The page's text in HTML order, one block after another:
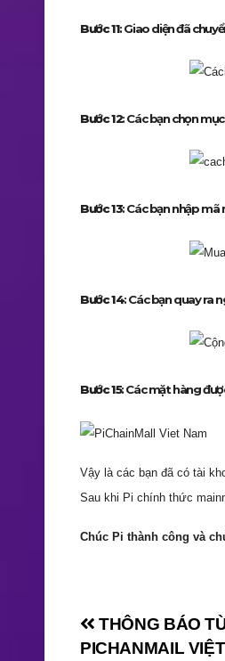
Bước 11: Giao diện đã
Bước 12: Các bạn chọn mục
Bước 13: Các bạn nhập mã
Bước 14: Các bạn quay ra
Bước 15: Các mặt hàng
Vậy là các bạn đã có tài
Sau khi Pi chính thức
Chúc Pi thành công và
Điều
THÔNG BÁO
PICHANMAIL